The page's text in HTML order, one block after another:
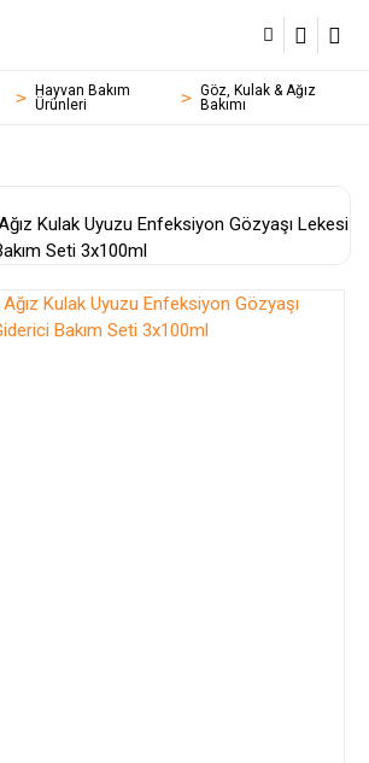
Hayvan Bakım
Ürünleri
Göz, Kulak & Ağız
Bakımı